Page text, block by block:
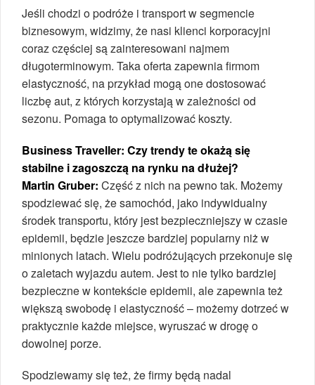
Jeśli chodzi o podróże i transport w segmencie
biznesowym, widzimy, że nasi klienci korporacyjni
coraz częściej są zainteresowani najmem
długoterminowym. Taka oferta zapewnia firmom
elastyczność, na przykład mogą one dostosować
liczbę aut, z których korzystają w zależności od
sezonu. Pomaga to optymalizować koszty.
Business Traveller: Czy trendy te okażą się
stabilne i zagoszczą na rynku na dłużej?
Martin Gruber: Część z nich na pewno tak. Możemy
spodziewać się, że samochód, jako indywidualny
środek transportu, który jest bezpieczniejszy w czasie
epidemii, będzie jeszcze bardziej popularny niż w
minionych latach. Wielu podróżujących przekonuje się
o zaletach wyjazdu autem. Jest to nie tylko bardziej
bezpieczne w kontekście epidemii, ale zapewnia też
większą swobodę i elastyczność – możemy dotrzeć w
praktycznie każde miejsce, wyruszać w drogę o
dowolnej porze.
Spodziewamy się też, że firmy będą nadal